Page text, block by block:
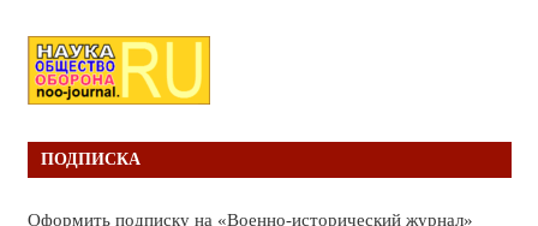
ПОДПИСКА
Оформить подписку на «Военно-исторический журнал»